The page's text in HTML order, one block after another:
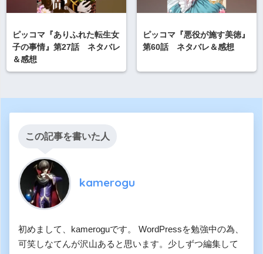
ピッコマ『ありふれた転生女
子の事情』第27話 ネタバレ
＆感想
ピッコマ『悪役が施す美徳』
第60話 ネタバレ＆感想
この記事を書いた人
kamerogu
初めまして、kameroguです。 WordPressを勉強中の為、
可笑しなてんが沢山あると思います。少しずつ編集して